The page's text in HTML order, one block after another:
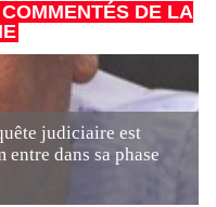
DE LA
judiciaire est
dans sa phase